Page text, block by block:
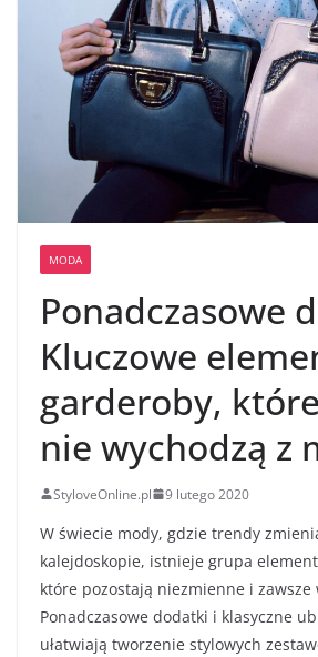
MODA
Ponadczasowe
Kluczowe
garderoby,
nie wychodzą z
StyloveOnline.pl 9 lutego 2020
W świecie mody, gdzie trendy
kalejdoskopie, istnieje grupa
które pozostają niezmienne i zawsze
Ponadczasowe dodatki i klasyczne
ułatwiają tworzenie stylowych